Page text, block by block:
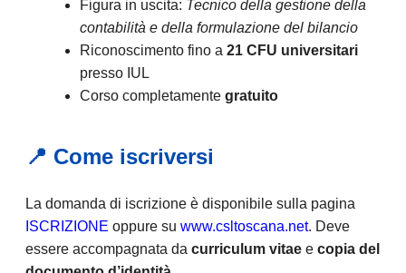
Figura in uscita: Tecnico della gestione della
contabilità e della formulazione del bilancio
Riconoscimento fino a 21 CFU universitari
presso IUL
Corso completamente gratuito
📍 Come iscriversi
La domanda di iscrizione è disponibile sulla pagina
ISCRIZIONE oppure su www.csltoscana.net. Deve
essere accompagnata da curriculum vitae e copia del